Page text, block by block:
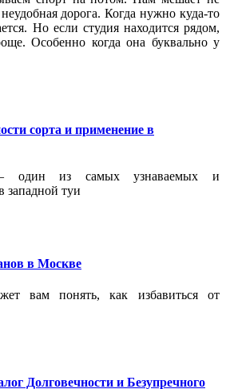
дорога. Когда нужно куда-то
Но если студия находится рядом,
Особенно когда она буквально у
сорта и применение в
один из самых узнаваемых и
западной туи
в Москве
вам понять, как избавиться от
Долговечности и Безупречного